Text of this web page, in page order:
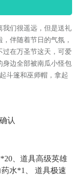
我们很遥远，但是送礼
伴随着节日的气氛，
过在万圣节这天，可爱
身边全部被南瓜小怪包
斗篷和巫师帽，拿起
认
、道具高级英雄
水*1、 道具极速